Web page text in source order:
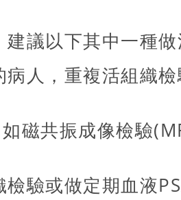
議以下其中一種做
人，重複活組織
磁共振成像檢驗
驗或做定期血液